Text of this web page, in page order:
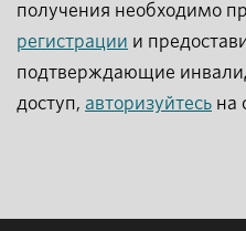
получения необходимо
регистрации и
подтверждающие
доступ, авторизуйтесь на